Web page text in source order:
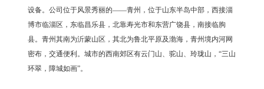
设备。公司位于风景秀丽的——青州，位于山东半岛中部，西接淄
博市临淄区，东临昌乐县，北靠寿光市和东营广饶县，南接临朐
县。青州其南为沂蒙山区，其北为鲁北平原及渤海，青州境内河网
密布，交通便利。城市的西南郊区有云门山、驼山、玲珑山，“三山
环翠，障城如画”。